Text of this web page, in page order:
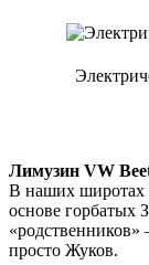
Лимузин VW
В наших широтах
основе горбатых
просто Жуков.